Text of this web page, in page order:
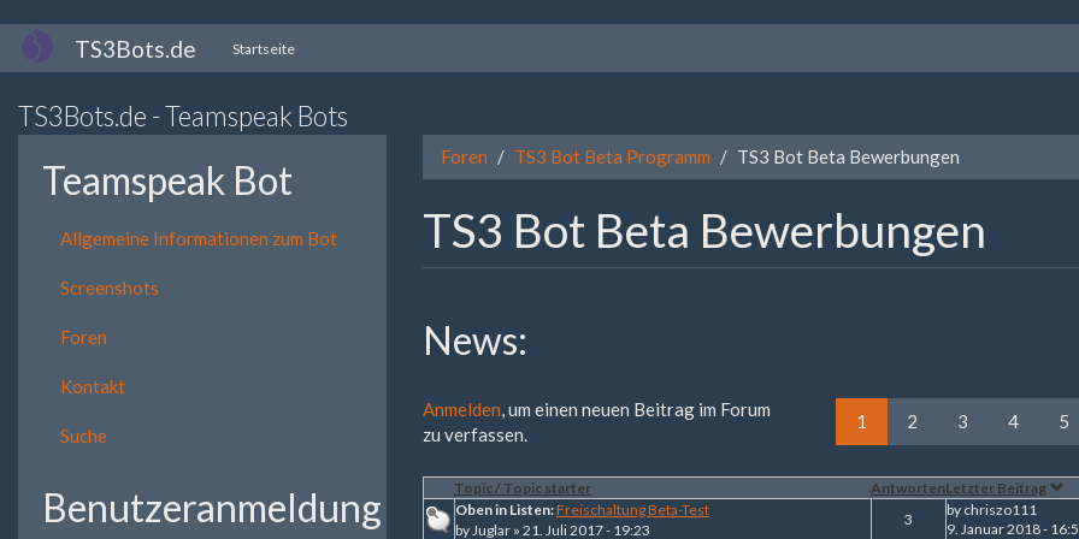
Direkt
zum
TS3Bots.de Startseite
TS3Bots.de - Teamspeak Bots
Teamspeak Bot
Allgemeine Informationen zum Bot
Screenshots
Foren
Kontakt
Suche
Benutzeranmeldung
Foren TS3 Bot Beta Programm TS3 Bot Beta Bewerbungen
TS3 Bot Beta Bewerbungen
News:
Anmelden, um einen neuen Beitrag im Forum
zu verfassen.
1 2 3 4 5
Topic / Topic starter AntwortenLetzter Beitrag
Oben in Listen:Freischaltung Beta-Test
byJuglar » 21. Juli 2017 - 19:23
3
by chriszo111
9. Januar 2018 -